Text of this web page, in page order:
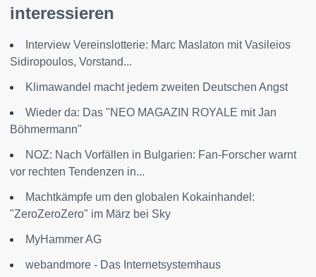
interessieren
Interview Vereinslotterie: Marc Maslaton mit Vasileios
Sidiropoulos, Vorstand...
Klimawandel macht jedem zweiten Deutschen Angst
Wieder da: Das "NEO MAGAZIN ROYALE mit Jan
Böhmermann"
NOZ: Nach Vorfällen in Bulgarien: Fan-Forscher warnt
vor rechten Tendenzen in...
Machtkämpfe um den globalen Kokainhandel:
"ZeroZeroZero" im März bei Sky
MyHammer AG
webandmore - Das Internetsystemhaus